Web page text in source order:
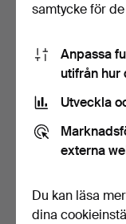
MATGRUPP, i furu,
1970-tal, NC Sw…
Klubbades 12 apr 2024
17 bud
samtycke för
Anpassa
utifrån hur
Utveckla
externa
Du kan läsa
dina